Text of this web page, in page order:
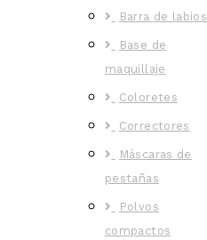
Barra de labios
Base de
maquillaje
Coloretes
Correctores
Máscaras de
pestañas
Polvos
compactos